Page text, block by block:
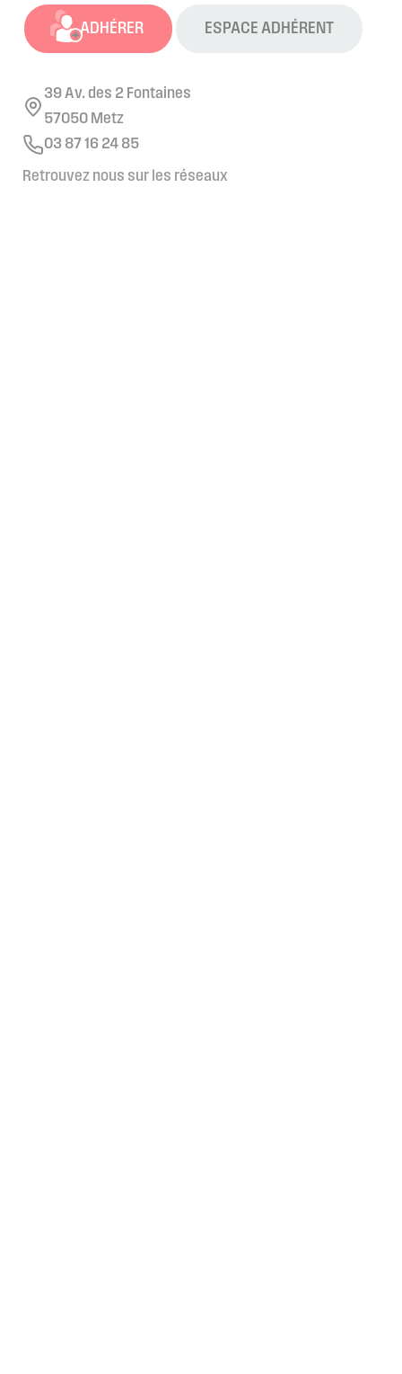
ADHÉRER ESPACE ADHÉRENT
39 Av. des 2 Fontaines
57050 Metz
03 87 16 24 85
Retrouvez nous sur les réseaux